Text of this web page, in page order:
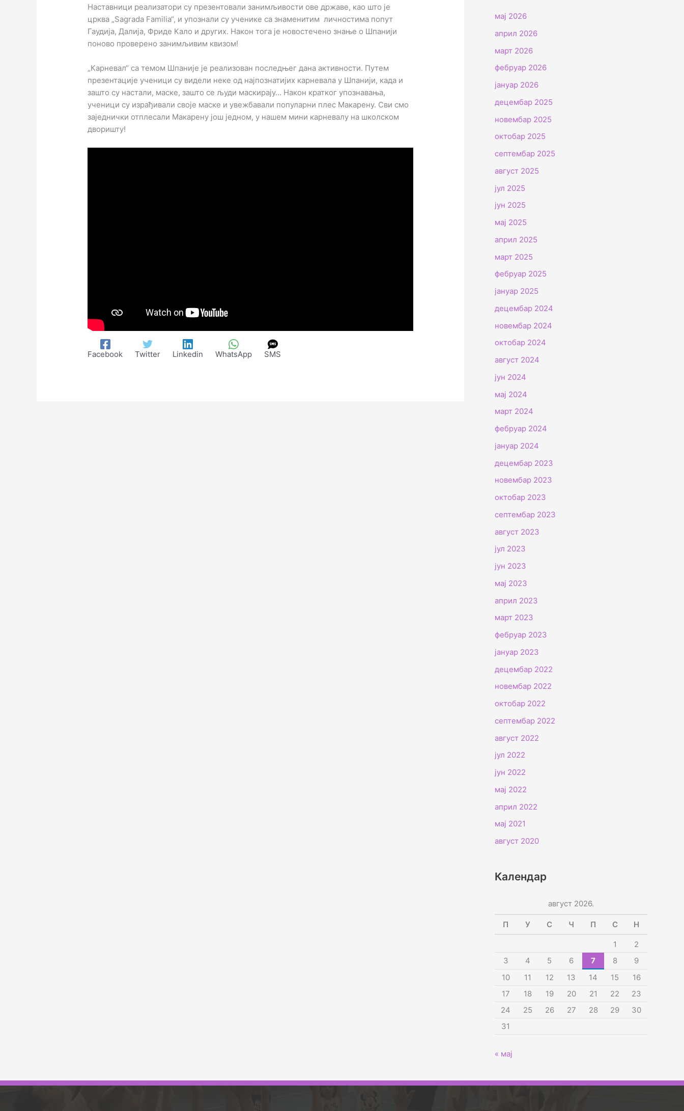
Наставници реализатори су презентовали занимљивости ове државе, као што је
црква „Sagrada Familia“, и упознали су ученике са знаменитим личностима попут
Гаудија, Далија, Фриде Кало и других. Након тога је новостечено знање о Шпанији
поново проверено занимљивим квизом!
„Карневал“ са темом Шпаније је реализован последњег дана активности. Путем
презентације ученици су видели неке од најпознатијих карневала у Шпанији, када и
зашто су настали, маске, зашто се људи маскирају… Након кратког упознавања,
ученици су израђивали своје маске и увежбавали популарни плес Макарену. Сви смо
заједнички отплесали Макарену још једном, у нашем мини карневалу на школском
дворишту!
Facebook Twitter Linkedin WhatsApp SMS
мај 2026
април 2026
март 2026
фебруар 2026
јануар 2026
децембар 2025
новембар 2025
октобар 2025
септембар 2025
август 2025
јул 2025
јун 2025
мај 2025
април 2025
март 2025
фебруар 2025
јануар 2025
децембар 2024
новембар 2024
октобар 2024
август 2024
јун 2024
мај 2024
март 2024
фебруар 2024
јануар 2024
децембар 2023
новембар 2023
октобар 2023
септембар 2023
август 2023
јул 2023
јун 2023
мај 2023
април 2023
март 2023
фебруар 2023
јануар 2023
децембар 2022
новембар 2022
октобар 2022
септембар 2022
август 2022
јул 2022
јун 2022
мај 2022
април 2022
мај 2021
август 2020
Календар
август 2026.
П У С Ч П С Н
1
2
3
4 5 6 7 8
9
10
11 12 13 14 15
16
17
18 19 20 21 22
23
24
25 26 27 28 29
30
31
« мај